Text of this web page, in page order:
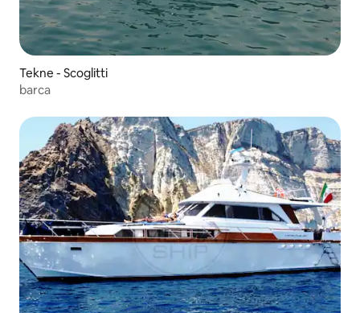
Tekne - Scoglitti
barca